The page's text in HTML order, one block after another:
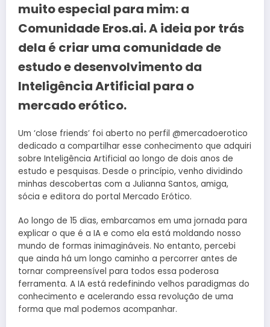
muito especial para mim: a
Comunidade Eros.ai. A ideia por trás
dela é criar uma comunidade de
estudo e desenvolvimento da
Inteligência Artificial para o
mercado erótico.
Um ‘close friends’ foi aberto no perfil @mercadoerotico
dedicado a compartilhar esse conhecimento que adquiri
sobre Inteligência Artificial ao longo de dois anos de
estudo e pesquisas. Desde o princípio, venho dividindo
minhas descobertas com a Julianna Santos, amiga,
sócia e editora do portal Mercado Erótico.
Ao longo de 15 dias, embarcamos em uma jornada para
explicar o que é a IA e como ela está moldando nosso
mundo de formas inimagináveis. No entanto, percebi
que ainda há um longo caminho a percorrer antes de
tornar compreensível para todos essa poderosa
ferramenta. A IA está redefinindo velhos paradigmas do
conhecimento e acelerando essa revolução de uma
forma que mal podemos acompanhar.